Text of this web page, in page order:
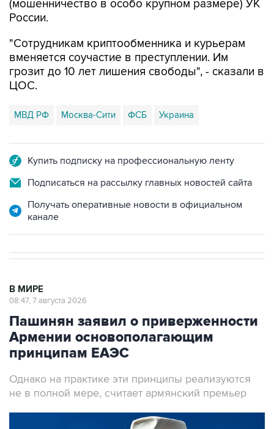
"Сотрудникам криптообменника и курьерам
грозит до 10 лет лишения свободы", - сказали в
ЦОС.
МВД РФ
Подписаться на рассылку главных новостей сайта
Получать оперативные новости в официальном
Пашинян заявил о приверженности
Армении основополагающим
принципам ЕАЭС
Однако на практике эти принципы реализуются